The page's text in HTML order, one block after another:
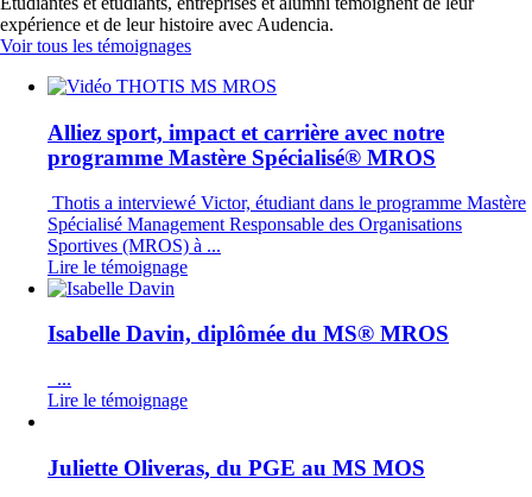
expérience et de leur histoire avec Audencia.
Voir tous les témoignages
Alliez sport, impact et carrière avec notre
programme Mastère Spécialisé® MROS
Thotis a interviewé Victor, étudiant dans le programme Mastère
Spécialisé Management Responsable des Organisations
Sportives (MROS) à ...
Lire le témoignage
Isabelle Davin, diplômée du MS® MROS
...
Lire le témoignage
Juliette Oliveras, du PGE au MS MOS